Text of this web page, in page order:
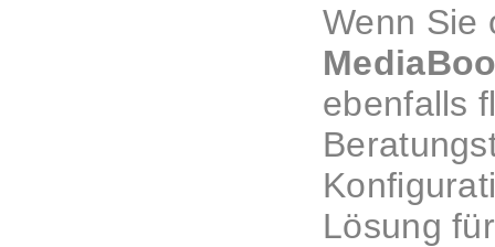
Wenn Sie
ebenfalls
Lösung